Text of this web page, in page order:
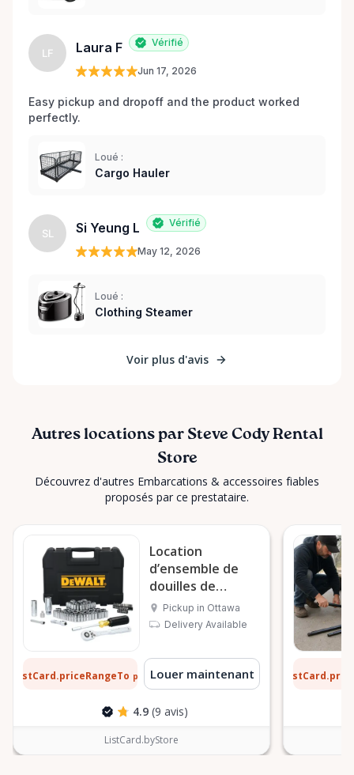
LF Laura F Vérifié
Jun 17, 2026
Easy pickup and dropoff and the product worked
perfectly.
Loué :
Cargo Hauler
SL Si Yeung L Vérifié
May 12, 2026
Loué :
Clothing Steamer
Voir plus d'avis
Autres locations par Steve Cody Rental
Store
Découvrez d'autres Embarcations & accessoires fiables
proposés par ce prestataire.
Location
d’ensemble de
douilles de
mécanique
DeWalt à Ottawa
Pickup in Ottawa
Delivery Available
ListCard.priceRangeTo par jourLouer maintenant
4.9 (9 avis)
ListCard.byStore